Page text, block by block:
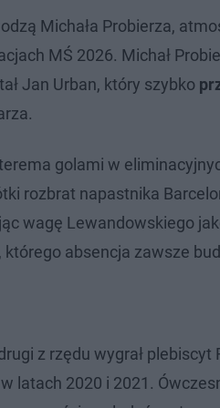
Michała Probierza,
MŚ 2026. Michał
Jan Urban, który szybko
golami w
rozbrat napastnika
wagę Lewandowskiego
absencja zawsze
z rzędu wygrał plebiscyt
2020 i 2021.